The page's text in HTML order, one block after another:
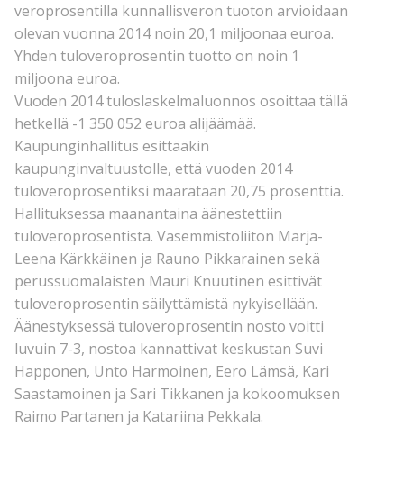
veroprosentilla kunnallisveron tuoton arvioidaan
olevan vuonna 2014 noin 20,1 miljoonaa euroa.
Yhden tuloveroprosentin tuotto on noin 1
miljoona euroa.
Vuoden 2014 tuloslaskelmaluonnos osoittaa tällä
hetkellä -1 350 052 euroa alijäämää.
Kaupunginhallitus esittääkin
kaupunginvaltuustolle, että vuoden 2014
tuloveroprosentiksi määrätään 20,75 prosenttia.
Hallituksessa maanantaina äänestettiin
tuloveroprosentista. Vasemmistoliiton Marja-
Leena Kärkkäinen ja Rauno Pikkarainen sekä
perussuomalaisten Mauri Knuutinen esittivät
tuloveroprosentin säilyttämistä nykyisellään.
Äänestyksessä tuloveroprosentin nosto voitti
luvuin 7-3, nostoa kannattivat keskustan Suvi
Happonen, Unto Harmoinen, Eero Lämsä, Kari
Saastamoinen ja Sari Tikkanen ja kokoomuksen
Raimo Partanen ja Katariina Pekkala.